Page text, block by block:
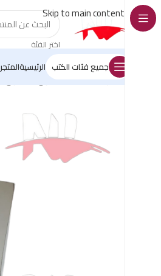
Skip to main content
اختر الفئة
جميع فئات الكتب الرئيسيةالمتجر
الرئيسية/كتب القانون